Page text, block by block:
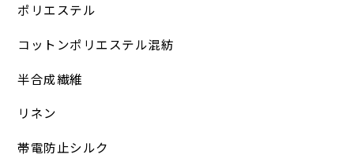
ポリエステル
コットンポリエステル混紡
半合成繊維
リネン
帯電防止シルク